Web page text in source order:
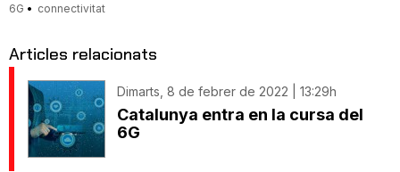
6G connectivitat
Articles relacionats
Dimarts, 8 de febrer de 2022 | 13:29h
Catalunya entra en la cursa del
6G